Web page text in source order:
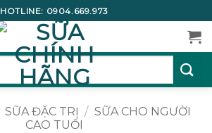
HOTLINE: 0904.669.973
SỮA ĐẶC TRỊ / SỮA CHO NGƯỜI
CAO TUỔI